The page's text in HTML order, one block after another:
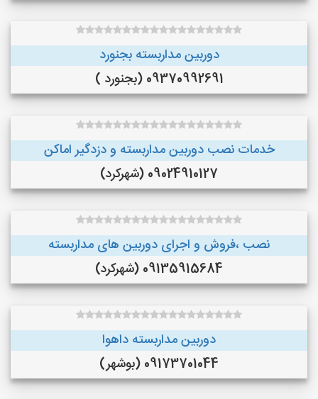
دوربین مداربسته بجنورد
09370992691 (بجنورد )
خدمات نصب دوربین مداربسته و دزدگیر اماکن
09024910127 (شهرکرد)
نصب ،فروش و اجرای دوربین های مداربسته
09135915684 (شهرکرد)
دوربین مداربسته داهوا
09173701044 (بوشهر)